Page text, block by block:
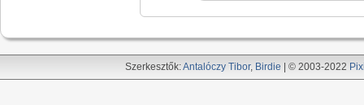
Szerkesztők:Antalóczy Tibor, Birdie | © 2003-2022